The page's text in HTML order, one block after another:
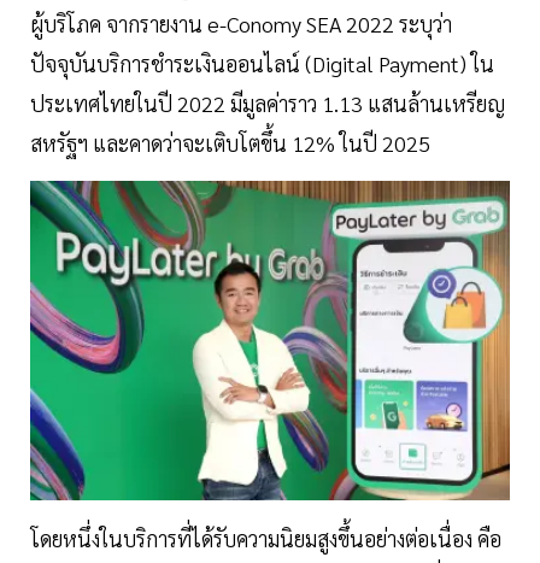
ผู้บริโภค จากรายงาน e-Conomy SEA 2022 ระบุว่า
ปัจจุบันบริการชำระเงินออนไลน์ (Digital Payment) ใน
ประเทศไทยในปี 2022 มีมูลค่าราว 1.13 แสนล้านเหรียญ
สหรัฐฯ และคาดว่าจะเติบโตขึ้น 12% ในปี 2025
โดยหนึ่งในบริการที่ได้รับความนิยมสูงขึ้นอย่างต่อเนื่อง คือ